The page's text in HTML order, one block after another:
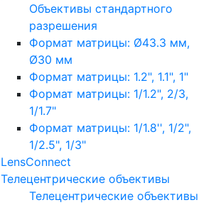
Объективы стандартного
разрешения
Формат матрицы: Ø43.3 мм,
Ø30 мм
Формат матрицы: 1.2", 1.1", 1"
Формат матрицы: 1/1.2", 2/3,
1/1.7"
Формат матрицы: 1/1.8'', 1/2",
1/2.5", 1/3"
LensConnect
Телецентрические объективы
Телецентрические объективы